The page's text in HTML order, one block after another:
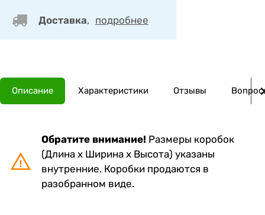
Доставка, подробнее
Описание Характеристики Отзывы
Обратите внимание! Размеры коробок
(Длина х Ширина х Высота) указаны
внутренние. Коробки продаются в
разобранном виде.